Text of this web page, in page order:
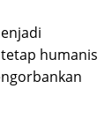
humanis